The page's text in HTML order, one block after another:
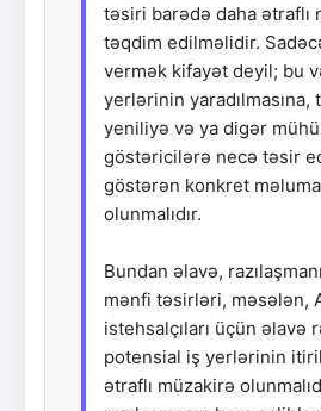
təsiri barədə daha ətraflı
təqdim edilməlidir.
vermək kifayət deyil; bu
yerlərinin yaradılmasına,
yeniliyə və ya digər
göstəricilərə necə təsir
göstərən konkret
olunmalıdır.
Bundan əlavə,
mənfi təsirləri, məsələn,
istehsalçıları üçün əlavə
potensial iş yerlərinin
ətraflı müzakirə